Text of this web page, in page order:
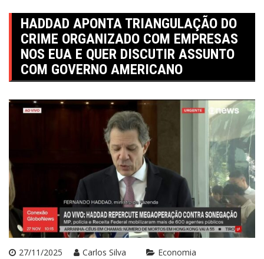
HADDAD APONTA TRIANGULAÇÃO DO
CRIME ORGANIZADO COM EMPRESAS
NOS EUA E QUER DISCUTIR ASSUNTO
COM GOVERNO AMERICANO
27/11/2025 Carlos Silva Economia